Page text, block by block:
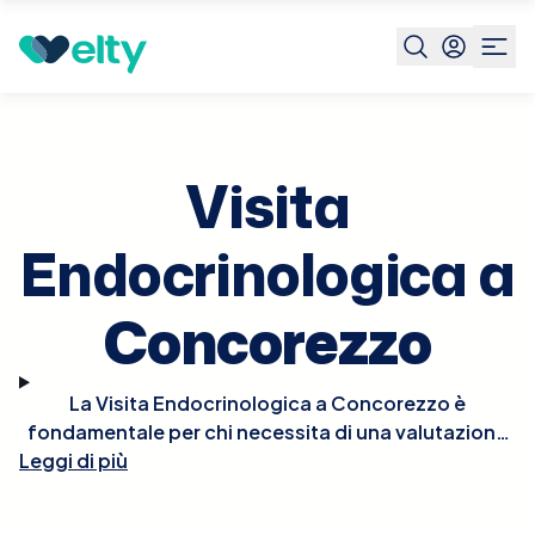
Prenota visita Concorezzo
Visita
Endocrinologica a
Concorezzo
La Visita Endocrinologica a Concorezzo è
fondamentale per chi necessita di una valutazione
delle ghiandole endocrine, che includono la tiroide,
Leggi di più